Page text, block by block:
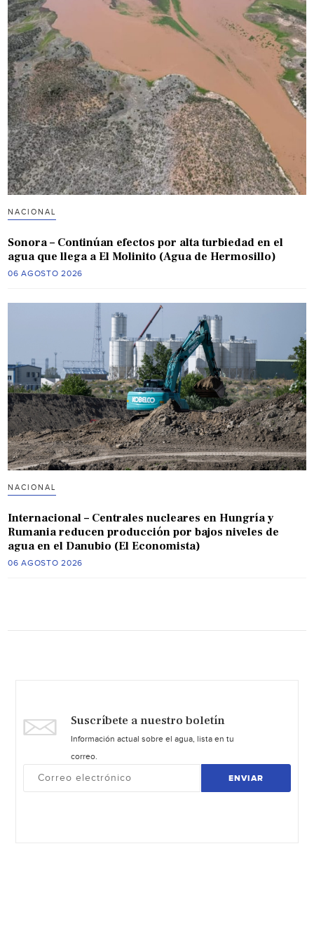
NACIONAL
Sonora – Continúan efectos por alta turbiedad en el
agua que llega a El Molinito (Agua de Hermosillo)
06 AGOSTO 2026
NACIONAL
Internacional – Centrales nucleares en Hungría y
Rumania reducen producción por bajos niveles de
agua en el Danubio (El Economista)
06 AGOSTO 2026
Suscríbete a nuestro boletín
Información actual sobre el agua, lista en tu
correo.
ENVIAR